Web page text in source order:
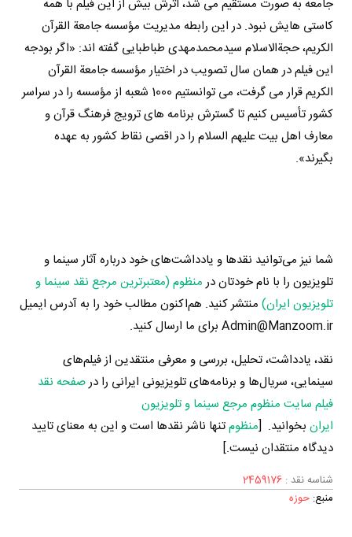
جامعه به صورت مستقیم می شد، اثرش بیش از این فیلم با همه
کاستی هایش نبود. در این رابطه مدیریت مؤسسه جامعة القرآن
الکریم، حجةالاسلام سیدمحمدمهدی طباطبایی گفته اند: «اگر بودجه
این فیلم در همان سال تصویب در اختیار مؤسسه جامعة القرآن
الکریم قرار می گرفت، می توانستیم 1000 شعبه از مؤسسه را در سراسر
کشور تأسیس کنیم تا گسترش برنامه های ترویج فرهنگ قرآن و
معارف اهل بیت علیهم السلام را در اقصی نقاط کشور به عهده
بگیرند».
شما نیز می‌توانید نقدها و یادداشت‌های خود درباره آثار سینما و
تلویزیون را با نام خودتان در منظوم (معتبرترین مرجع نقد سینما و
تلویزیون ایران) منتشر کنید. هم‌اکنون مطالب خود را به آدرس ایمیل
Admin@Manzoom.ir برای ما ارسال کنید.
نقد، یادداشت، تحلیل، بررسی و معرفی منتقدین از فیلم‌های
سینمایی، سریال‌ها و برنامه‌های تلویزیونی ایرانی را درصفحه نقد
فیلم سایت منظوم مرجع سینما و تلویزیون
ایران بخوانید. [منظومتنها ناشر نقدها است و این به معنای تایید
دیدگاه منتقدان نیست.]
شناسه نقد : 2459176
منبع:حوزه